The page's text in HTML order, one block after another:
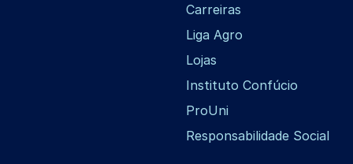
Carreiras
Liga Agro
Lojas
Instituto Confúcio
ProUni
Responsabilidade Social